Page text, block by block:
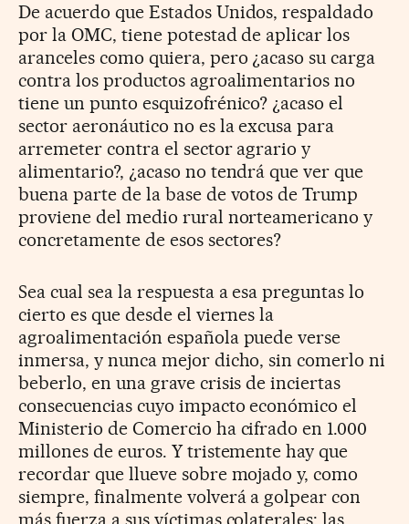
De acuerdo que Estados Unidos, respaldado
por la OMC, tiene potestad de aplicar los
aranceles como quiera, pero ¿acaso su carga
contra los productos agroalimentarios no
tiene un punto esquizofrénico? ¿acaso el
sector aeronáutico no es la excusa para
arremeter contra el sector agrario y
alimentario?, ¿acaso no tendrá que ver que
buena parte de la base de votos de Trump
proviene del medio rural norteamericano y
concretamente de esos sectores?
Sea cual sea la respuesta a esa preguntas lo
cierto es que desde el viernes la
agroalimentación española puede verse
inmersa, y nunca mejor dicho, sin comerlo ni
beberlo, en una grave crisis de inciertas
consecuencias cuyo impacto económico el
Ministerio de Comercio ha cifrado en 1.000
millones de euros. Y tristemente hay que
recordar que llueve sobre mojado y, como
siempre, finalmente volverá a golpear con
más fuerza a sus víctimas colaterales: las